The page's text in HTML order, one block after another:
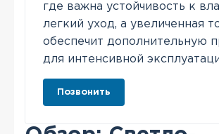
где важна устойчивость к
легкий уход, а увеличенная
обеспечит дополнительную
для интенсивной
Позвонить